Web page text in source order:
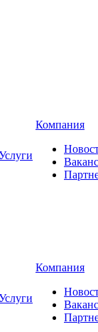
Компания
Компания